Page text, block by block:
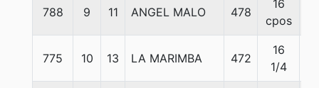
788 9 11 ANGEL MALO 478
16
cpos
775 10 13 LA MARIMBA 472
16
1/4